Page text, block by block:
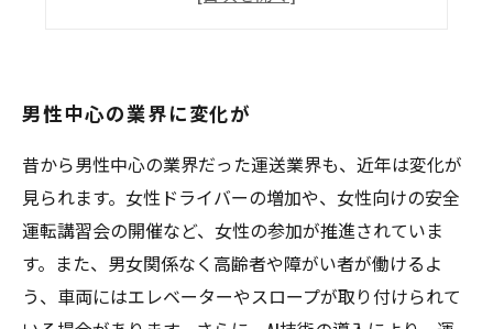
男性中心の業界に変化が
昔から男性中心の業界だった運送業界も、近年は変化が
見られます。女性ドライバーの増加や、女性向けの安全
運転講習会の開催など、女性の参加が推進されていま
す。また、男女関係なく高齢者や障がい者が働けるよ
う、車両にはエレベーターやスロープが取り付けられて